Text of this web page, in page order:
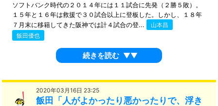
ソフトバンク時代の２０１４年には１１試合に先発（２勝５敗）。
１５年と１６年は救援で３０試合以上に登板した。しかし、１８年
７月末に移籍してきた阪神では計４試合の登...
山本昌
飯田優也
続きを読む ▼▼
2020年03月16日 23:25
飯田「人がよかったり悪かったりで、浮き